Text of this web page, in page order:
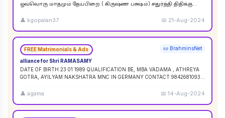
ஒவ்வொரு மாதமும் தேய்பிறை ( கிருஷ்ண பக்ஷம்) சதுர்த்தி திதிக்கு
👤 kgopalan37 📅 21-Aug-2024
FREE Matrimonials & Ads 📜 BrahminsNet
alliance for Shri RAMASAMY
DATE OF BIRTH 23 01 1989 QUALIFICATION BE, MBA VADAMA , ATHREYA
GOTRA, AYILYAM NAKSHATRA MNC IN GERMANY CONTACT 9842681093 /
👤 agama 📅14-Aug-2024